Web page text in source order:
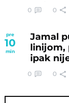
0 0
pre
10
min
Jamal
linijom,
ipak
0 0